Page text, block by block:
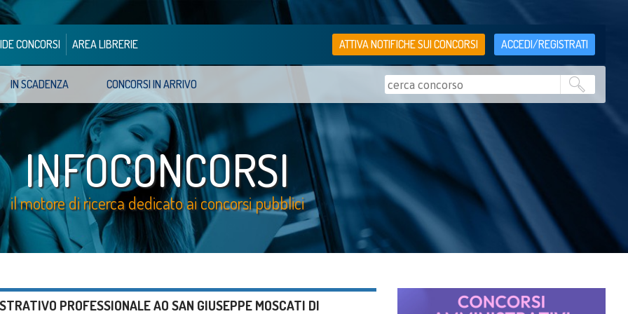
CONCORSI AREA LIBRERIE ATTIVA NOTIFICHE SUI CONCORSI ACCEDI/REGISTRATI
IN SCADENZA CONCORSI IN ARRIVO
INFOCONCORSI
il motore di ricerca dedicato ai concorsi pubblici
PROFESSIONALE AO SAN GIUSEPPE MOSCATI DI